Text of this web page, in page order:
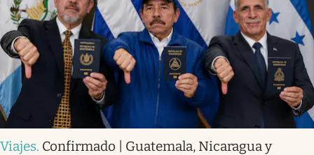
Viajes. Confirmado | Guatemala, Nicaragua y